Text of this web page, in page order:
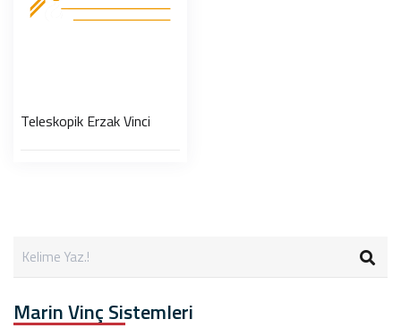
Marin Vinç Sistemleri
Teleskopik Erzak Vinci